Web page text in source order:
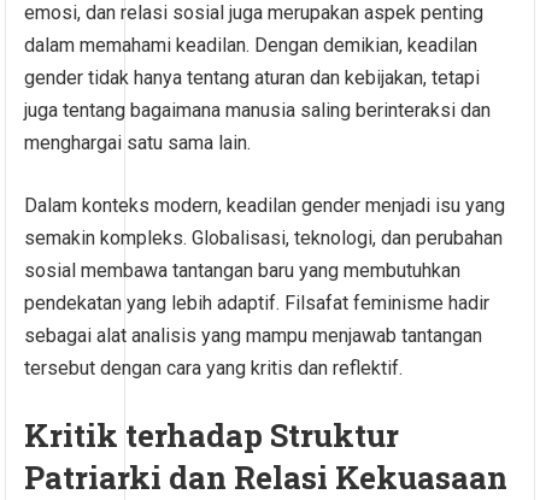
emosi, dan relasi sosial juga merupakan aspek penting
dalam memahami keadilan. Dengan demikian, keadilan
gender tidak hanya tentang aturan dan kebijakan, tetapi
juga tentang bagaimana manusia saling berinteraksi dan
menghargai satu sama lain.
Dalam konteks modern, keadilan gender menjadi isu yang
semakin kompleks. Globalisasi, teknologi, dan perubahan
sosial membawa tantangan baru yang membutuhkan
pendekatan yang lebih adaptif. Filsafat feminisme hadir
sebagai alat analisis yang mampu menjawab tantangan
tersebut dengan cara yang kritis dan reflektif.
Kritik terhadap Struktur
Patriarki dan Relasi Kekuasaan